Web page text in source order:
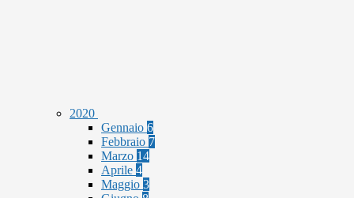
2020
Gennaio 6
Febbraio 7
Marzo 14
Aprile 4
Maggio 3